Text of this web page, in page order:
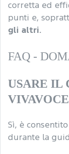
corretta ed
punti e,
gli altri.
FAQ -
USARE IL
Sì, è
durante la